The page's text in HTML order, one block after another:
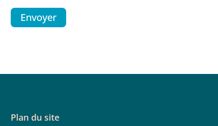
Plan du site